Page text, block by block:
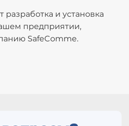
разработка и установка
предприятии,
SafeComme.